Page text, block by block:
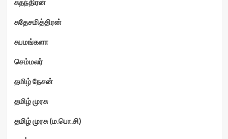
சுதந்திரன்
சுதேசமித்திரன்
சுபமங்களா
செம்மலர்
தமிழ் நேசன்
தமிழ் முரசு
தமிழ் முரசு (ம.பொ.சி)